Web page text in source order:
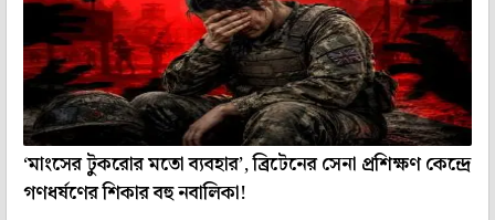
‘মাংসের টুকরোর মতো ব্যবহার’, ব্রিটেনের সেনা প্রশিক্ষণ কেন্দ্রে
গণধর্ষণের শিকার বহু নবালিকা!